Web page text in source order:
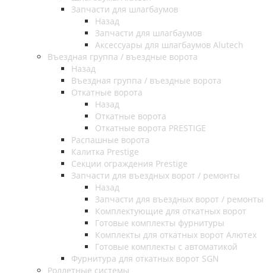
Запчасти для шлагбаумов
Назад
Запчасти для шлагбаумов
Аксессуары для шлагбаумов Alutech
Въездная группа / въездные ворота
Назад
Въездная группа / въездные ворота
Откатные ворота
Назад
Откатные ворота
Откатные ворота PRESTIGE
Распашные ворота
Калитка Prestige
Секции ограждения Prestige
Запчасти для въездных ворот / ремонты
Назад
Запчасти для въездных ворот / ремонты
Комплектующие для откатных ворот
Готовые комплекты фурнитуры
Комплекты для откатных ворот Алютех
Готовые комплекты с автоматикой
Фурнитура для откатных ворот SGN
Роллетные системы